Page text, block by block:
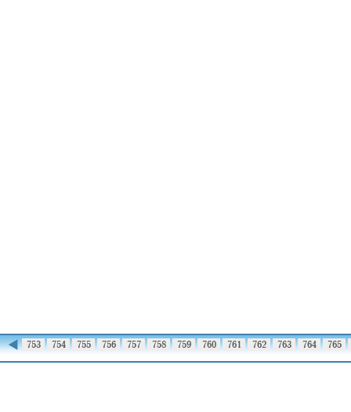
◀
752 753 754 755 756 757 758 759 760 761 762 763 764 765